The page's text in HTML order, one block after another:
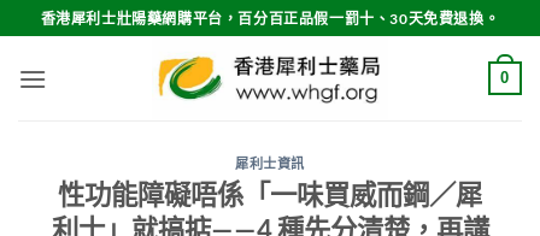
to
content
香港犀利士壯陽藥網購平台，百分百正品假一罰十、30天免費退換。
0
犀利士資訊
性功能障礙唔係「一味買威而鋼／犀
利士」就搞掂——4 種先分清楚，再講